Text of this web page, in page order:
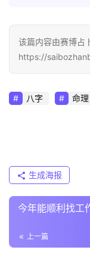
该篇内容由赛博占
https://
八字 命理
生成海报
今年能顺利找工
上一篇